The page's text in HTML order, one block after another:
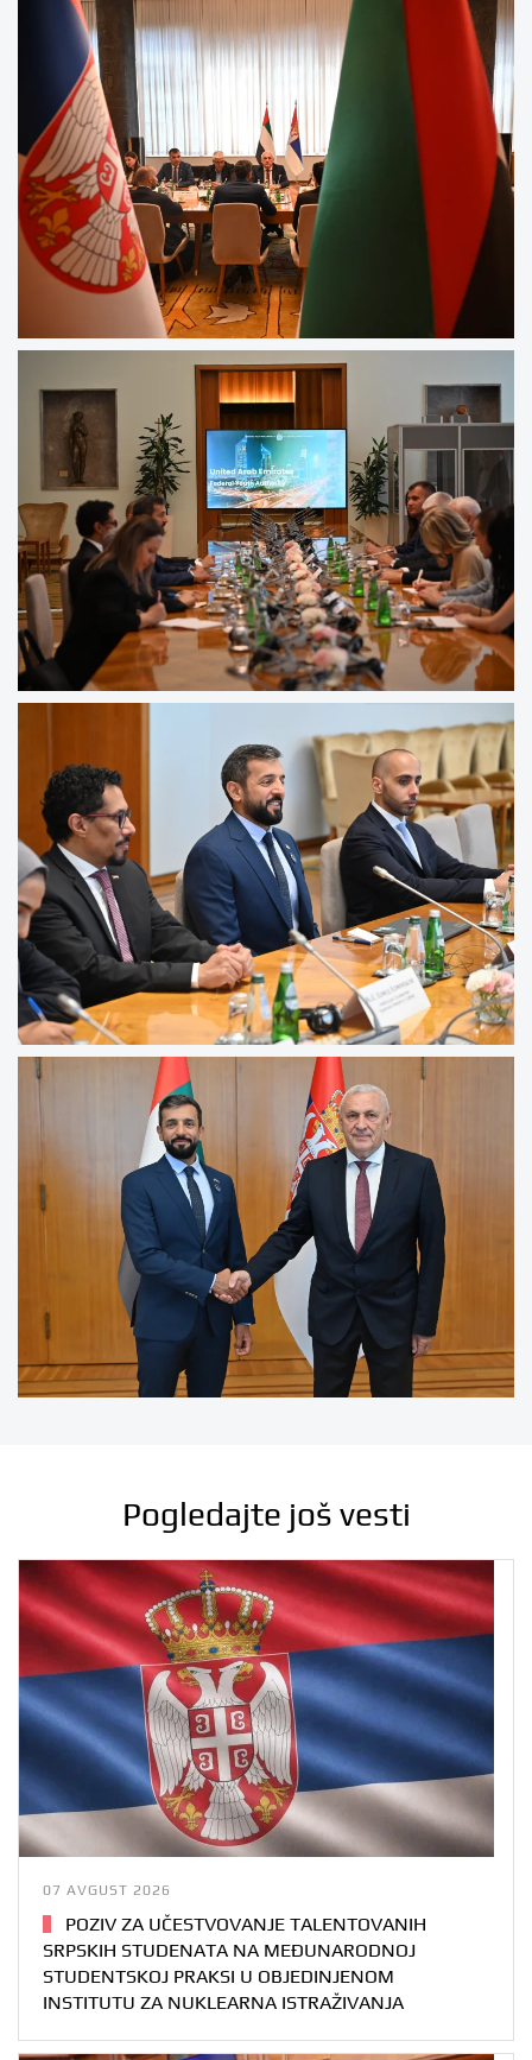
Pogledajte još vesti
07 AVGUST 2026
POZIV ZA UČESTVOVANJE TALENTOVANIH
SRPSKIH STUDENATA NA MEĐUNARODNOJ
STUDENTSKOJ PRAKSI U OBJEDINJENOM
INSTITUTU ZA NUKLEARNA ISTRAŽIVANJA